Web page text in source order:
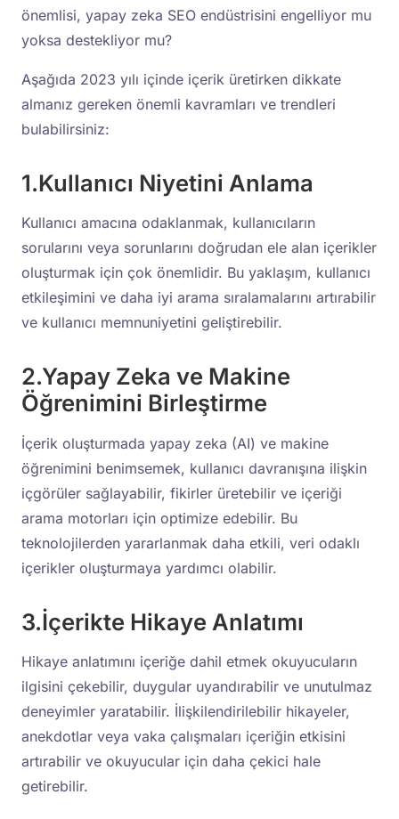
önemlisi, yapay zeka SEO endüstrisini engelliyor mu
yoksa destekliyor mu?
Aşağıda 2023 yılı içinde içerik üretirken dikkate
almanız gereken önemli kavramları ve trendleri
bulabilirsiniz:
1.Kullanıcı Niyetini Anlama
Kullanıcı amacına odaklanmak, kullanıcıların
sorularını veya sorunlarını doğrudan ele alan içerikler
oluşturmak için çok önemlidir. Bu yaklaşım, kullanıcı
etkileşimini ve daha iyi arama sıralamalarını artırabilir
ve kullanıcı memnuniyetini geliştirebilir.
2.Yapay Zeka ve Makine
Öğrenimini Birleştirme
İçerik oluşturmada yapay zeka (AI) ve makine
öğrenimini benimsemek, kullanıcı davranışına ilişkin
içgörüler sağlayabilir, fikirler üretebilir ve içeriği
arama motorları için optimize edebilir. Bu
teknolojilerden yararlanmak daha etkili, veri odaklı
içerikler oluşturmaya yardımcı olabilir.
3.İçerikte Hikaye Anlatımı
Hikaye anlatımını içeriğe dahil etmek okuyucuların
ilgisini çekebilir, duygular uyandırabilir ve unutulmaz
deneyimler yaratabilir. İlişkilendirilebilir hikayeler,
anekdotlar veya vaka çalışmaları içeriğin etkisini
artırabilir ve okuyucular için daha çekici hale
getirebilir.